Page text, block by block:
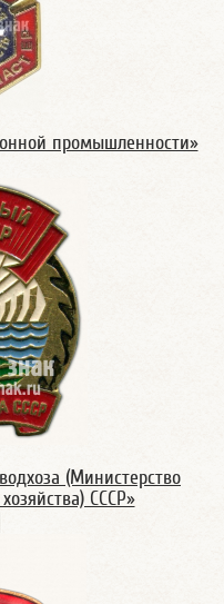
промышленности»
(Министерство
СССР»